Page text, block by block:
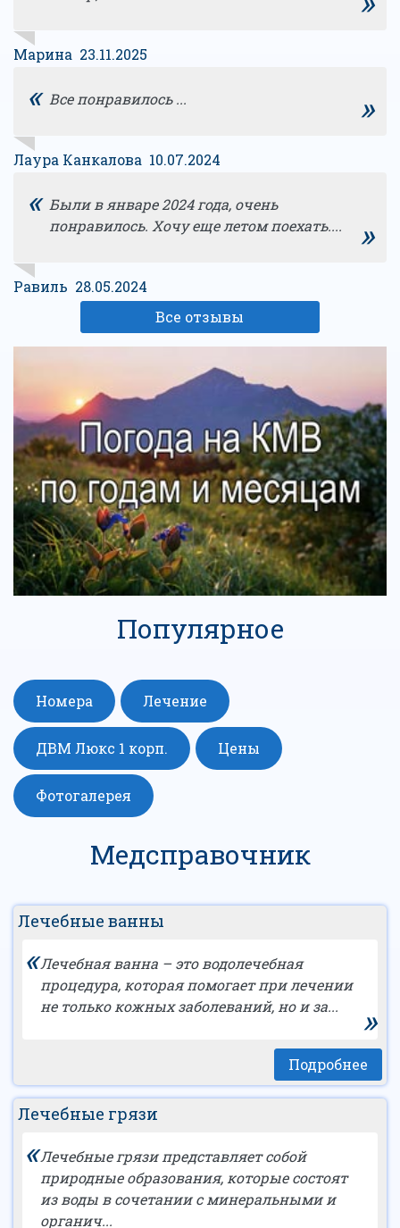
Марина 23.11.2025
« Все понравилось ... »
Лаура Канкалова 10.07.2024
« Были в январе 2024 года, очень
понравилось. Хочу еще летом поехать....
»
Равиль 28.05.2024
Все отзывы
Популярное
Номера Лечение
ДВМ Люкс 1 корп. Цены
Фотогалерея
Медсправочник
Лечебные ванны
«Лечебная ванна – это водолечебная
процедура, которая помогает при лечении
не только кожных заболеваний, но и за...
»
Подробнее
Лечебные грязи
«Лечебные грязи представляет собой
природные образования, которые состоят
из воды в сочетании с минеральными и
органич...